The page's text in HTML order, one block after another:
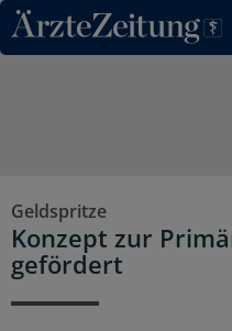
Direkt zum Inhaltsbereich
Geldspritze
Konzept zur
gefördert